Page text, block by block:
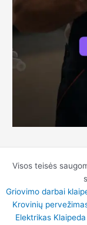
Visos teisės
Griovimo darbai
Krovinių
Elektrikas Klaipeda